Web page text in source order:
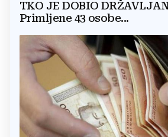
TKO JE DOBIO
Primljene 43 osobe...